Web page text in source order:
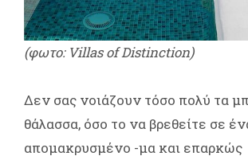
(φωτο: Villas of Distinction)
Δεν σας νοιάζουν τόσο πολύ τα
θάλασσα, όσο το να βρεθείτε σε
απομακρυσμένο -μα και επαρκώς